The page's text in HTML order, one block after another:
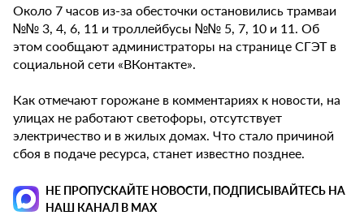
Около 7 часов из-за обесточки остановились трамваи
№№ 3, 4, 6, 11 и троллейбусы №№ 5, 7, 10 и 11. Об
этом сообщают администраторы на странице СГЭТ в
социальной сети «ВКонтакте».
Как отмечают горожане в комментариях к новости, на
улицах не работают светофоры, отсутствует
электричество и в жилых домах. Что стало причиной
сбоя в подаче ресурса, станет известно позднее.
НЕ ПРОПУСКАЙТЕ НОВОСТИ, ПОДПИСЫВАЙТЕСЬ НА
НАШ КАНАЛ В MAX